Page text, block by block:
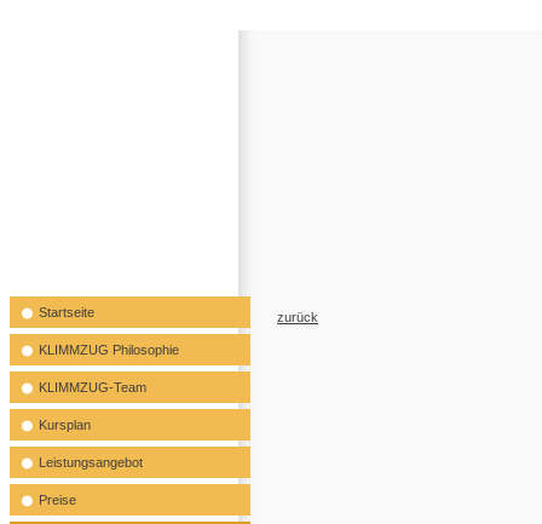
Startseite
KLIMMZUG Philosophie
KLIMMZUG-Team
Kursplan
Leistungsangebot
Preise
zurück